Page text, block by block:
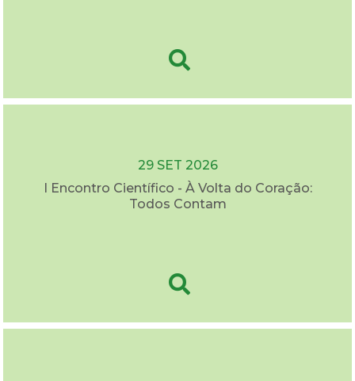
29 SET 2026
I Encontro Científico - À Volta do Coração:
Todos Contam